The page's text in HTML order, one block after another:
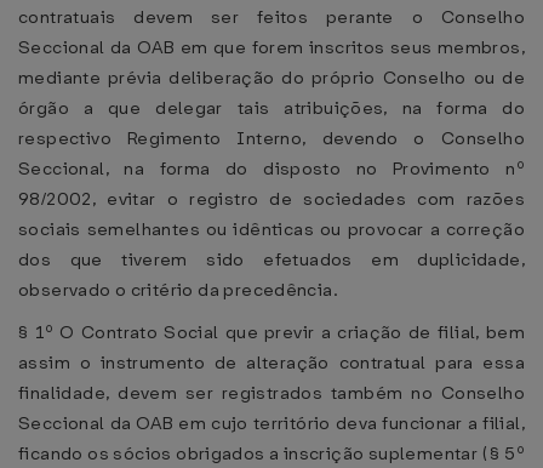
contratuais devem ser feitos perante o Conselho
Seccional da OAB em que forem inscritos seus membros,
mediante prévia deliberação do próprio Conselho ou de
órgão a que delegar tais atribuições, na forma do
respectivo Regimento Interno, devendo o Conselho
Seccional, na forma do disposto no Provimento nº
98/2002, evitar o registro de sociedades com razões
sociais semelhantes ou idênticas ou provocar a correção
dos que tiverem sido efetuados em duplicidade,
observado o critério da precedência.
§ 1º O Contrato Social que previr a criação de filial, bem
assim o instrumento de alteração contratual para essa
finalidade, devem ser registrados também no Conselho
Seccional da OAB em cujo território deva funcionar a filial,
ficando os sócios obrigados a inscrição suplementar ( § 5º